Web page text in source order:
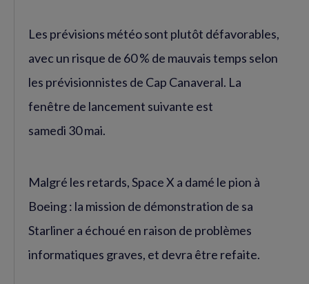
Les prévisions météo sont plutôt défavorables,
avec un risque de 60 % de mauvais temps selon
les prévisionnistes de Cap Canaveral. La
fenêtre de lancement suivante est
samedi 30 mai.
Malgré les retards, Space X a damé le pion à
Boeing : la mission de démonstration de sa
Starliner a échoué en raison de problèmes
informatiques graves, et devra être refaite.